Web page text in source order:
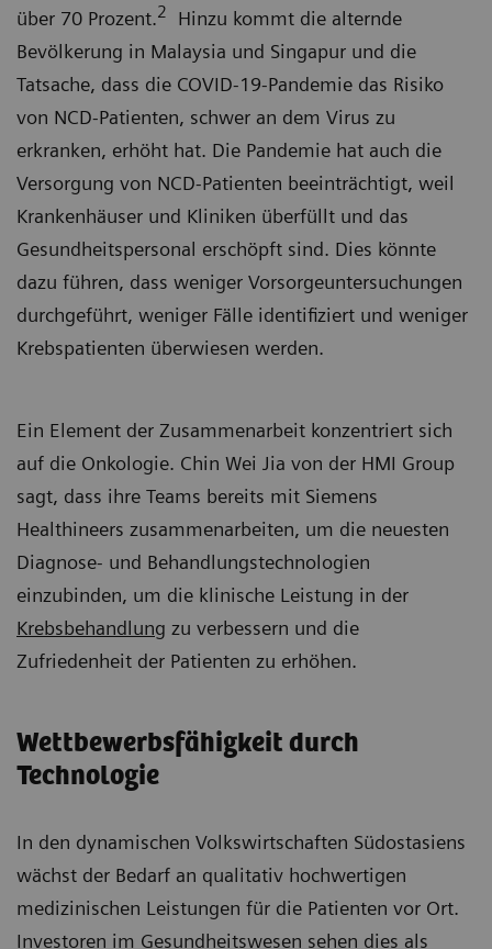
über 70 Prozent.2
Hinzu kommt die alternde
Bevölkerung in Malaysia und Singapur und die
Tatsache, dass die COVID-19-Pandemie das Risiko
von NCD-Patienten, schwer an dem Virus zu
erkranken, erhöht hat. Die Pandemie hat auch die
Versorgung von NCD-Patienten beeinträchtigt, weil
Krankenhäuser und Kliniken überfüllt und das
Gesundheitspersonal erschöpft sind. Dies könnte
dazu führen, dass weniger Vorsorgeuntersuchungen
durchgeführt, weniger Fälle identifiziert und weniger
Krebspatienten überwiesen werden.
Ein Element der Zusammenarbeit konzentriert sich
auf die Onkologie. Chin Wei Jia von der HMI Group
sagt, dass ihre Teams bereits mit Siemens
Healthineers zusammenarbeiten, um die neuesten
Diagnose- und Behandlungstechnologien
einzubinden, um die klinische Leistung in der
Krebsbehandlung zu verbessern und die
Zufriedenheit der Patienten zu erhöhen.
Wettbewerbsfähigkeit durch
Technologie
In den dynamischen Volkswirtschaften Südostasiens
wächst der Bedarf an qualitativ hochwertigen
medizinischen Leistungen für die Patienten vor Ort.
Investoren im Gesundheitswesen sehen dies als